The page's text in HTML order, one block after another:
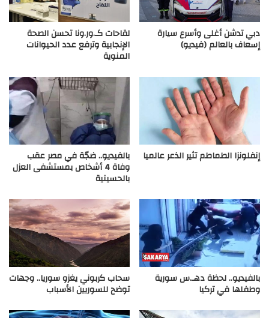
دبي تدشن أغلى وأسرع سيارة
إسعاف بالعالم (فيديو)
لقاحات كـ.ور.ونا تحسن الصحة
الإنجابية وترفع عدد الحيوانات
المنوية
إنفلونزا الطماطم تثير الذعر عالميا بالفيديو.. ضجّة في مصر عقب
وفاة 4 أشخاص بمستشفى العزل
بالحسينية
بالفيديو.. لحظة دهـ.س سورية
وطفلها في تركيا
سحاب كربوني يغزو سوريا.. وجهات
توضح للسوريين الأسباب